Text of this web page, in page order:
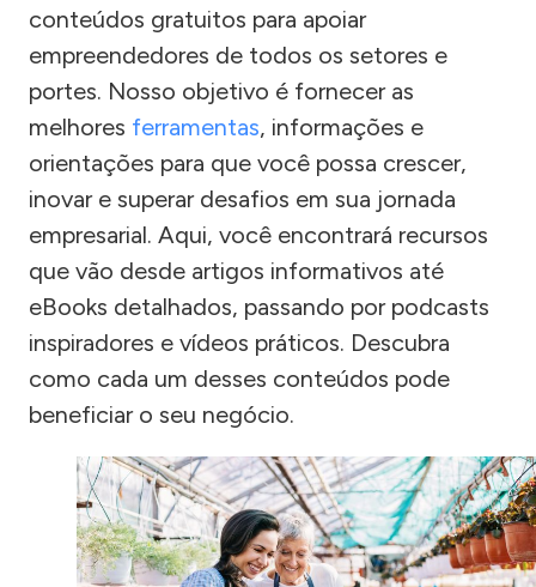
conteúdos gratuitos para apoiar
empreendedores de todos os setores e
portes. Nosso objetivo é fornecer as
melhores ferramentas, informações e
orientações para que você possa crescer,
inovar e superar desafios em sua jornada
empresarial. Aqui, você encontrará recursos
que vão desde artigos informativos até
eBooks detalhados, passando por podcasts
inspiradores e vídeos práticos. Descubra
como cada um desses conteúdos pode
beneficiar o seu negócio.